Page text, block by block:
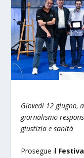
Giovedì 12 giugno,
giornalismo
giustizia e sanità
Prosegue il